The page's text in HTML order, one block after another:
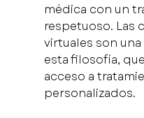
médica con un
respetuoso. Las
virtuales son
esta filosofía,
acceso a
personalizados.